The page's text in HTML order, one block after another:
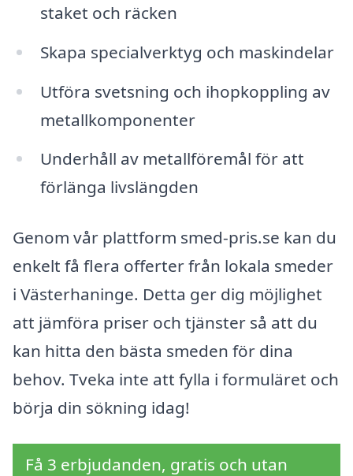
staket och räcken
Skapa specialverktyg och maskindelar
Utföra svetsning och ihopkoppling av
metallkomponenter
Underhåll av metallföremål för att
förlänga livslängden
Genom vår plattform smed-pris.se kan du
enkelt få flera offerter från lokala smeder
i Västerhaninge. Detta ger dig möjlighet
att jämföra priser och tjänster så att du
kan hitta den bästa smeden för dina
behov. Tveka inte att fylla i formuläret och
börja din sökning idag!
Få 3 erbjudanden, gratis och utan